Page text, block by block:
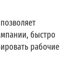
быстро
рабочие